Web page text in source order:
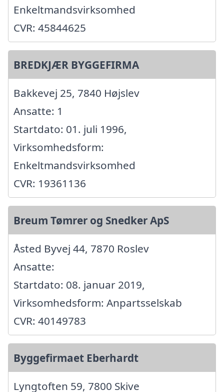
Enkeltmandsvirksomhed
CVR: 45844625
BREDKJÆR BYGGEFIRMA
Bakkevej 25, 7840 Højslev
Ansatte: 1
Startdato: 01. juli 1996,
Virksomhedsform:
Enkeltmandsvirksomhed
CVR: 19361136
Breum Tømrer og Snedker ApS
Åsted Byvej 44, 7870 Roslev
Ansatte:
Startdato: 08. januar 2019,
Virksomhedsform: Anpartsselskab
CVR: 40149783
Byggefirmaet Eberhardt
Lyngtoften 59, 7800 Skive